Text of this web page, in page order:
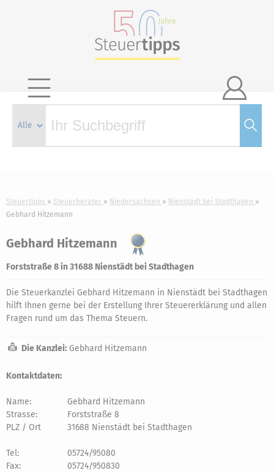

Steuertipps Steuerberater Niedersachsen
Nienstädt bei Stadthagen
Gebhard Hitzemann
Gebhard Hitzemann
Forststraße 8 in 31688 Nienstädt bei Stadthagen
Die Steuerkanzlei Gebhard Hitzemann in Nienstädt bei Stadthagen
hilft Ihnen gerne bei der Erstellung Ihrer Steuererklärung und allen
Fragen rund um das Thema Steuern.
Die Kanzlei: Gebhard Hitzemann
Kontaktdaten:
Name:
Gebhard Hitzemann
Strasse:
Forststraße 8
PLZ / Ort
31688 Nienstädt bei Stadthagen
Tel:
05724/95080
Fax:
05724/950830